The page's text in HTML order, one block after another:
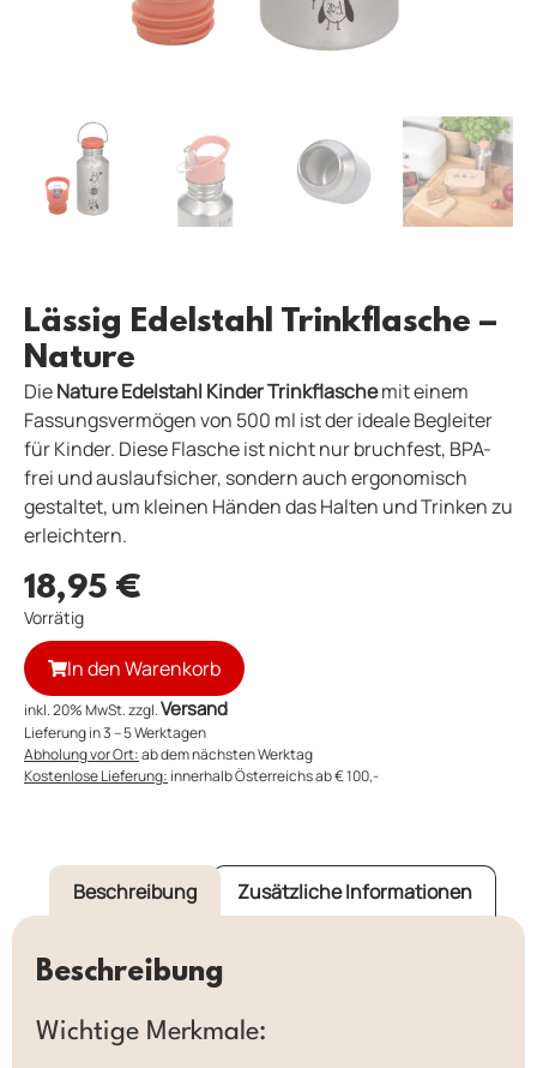
Lässig Edelstahl Trinkflasche –
Nature
DieNature Edelstahl Kinder Trinkflaschemit einem
Fassungsvermögen von 500 ml ist der ideale Begleiter
für Kinder. Diese Flasche ist nicht nur bruchfest, BPA-
frei und auslaufsicher, sondern auch ergonomisch
gestaltet, um kleinen Händen das Halten und Trinken zu
erleichtern.
18,95 €
Vorrätig
In den Warenkorb
inkl. 20% MwSt. zzgl.Versand
Lieferung in 3 – 5 Werktagen
Abholung vor Ort:ab dem nächsten Werktag
Kostenlose Lieferung: innerhalb Österreichs ab € 100,-
Beschreibung Zusätzliche Informationen
Beschreibung
Wichtige Merkmale: